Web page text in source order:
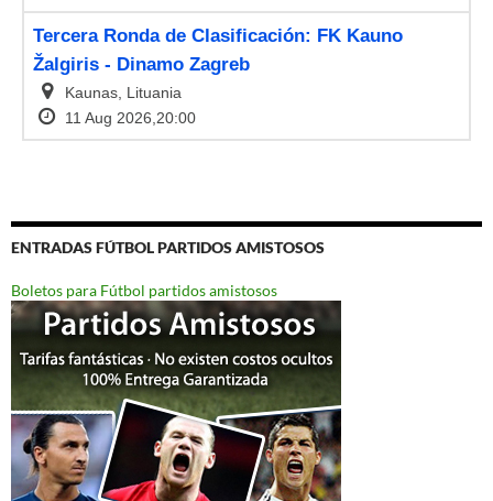
ENTRADAS FÚTBOL PARTIDOS AMISTOSOS
Boletos para Fútbol partidos amistosos